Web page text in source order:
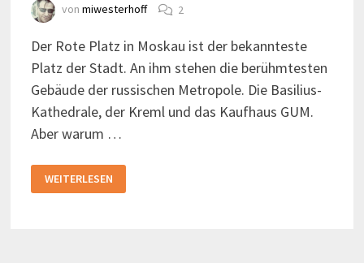
von miwesterhoff 2
Der Rote Platz in Moskau ist der bekannteste
Platz der Stadt. An ihm stehen die berühmtesten
Gebäude der russischen Metropole. Die Basilius-
Kathedrale, der Kreml und das Kaufhaus GUM.
Aber warum …
PLATZ,
MOSKAU
WEITERLESEN